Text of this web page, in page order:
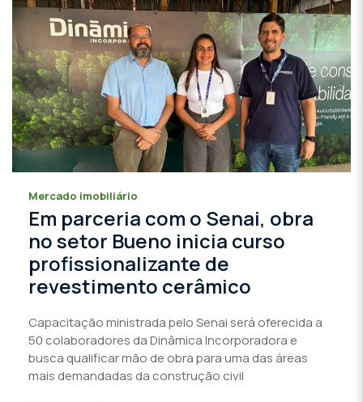
Mercado imobiliário
Em parceria com o Senai, obra
no setor Bueno inicia curso
profissionalizante de
revestimento cerâmico
Capacitação ministrada pelo Senai será oferecida a
50 colaboradores da Dinâmica Incorporadora e
busca qualificar mão de obra para uma das áreas
mais demandadas da construção civil